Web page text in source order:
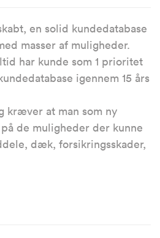
en solid kundedatabase
masser af muligheder.
har kunde som 1 prioritet
igennem 15 års
kræver at man som ny
de muligheder der kunne
dæk, forsikringsskader,